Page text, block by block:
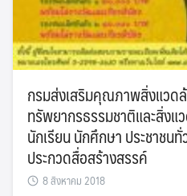
กรมส่งเสริมคุณภาพสิ่งแวด
ทรัพยากรธรรมชาติและสิ่ง
นักเรียน นักศึกษา ประชาชน
ประกวดสื่อสร้างสรรค์
8 สิงหาคม 2018